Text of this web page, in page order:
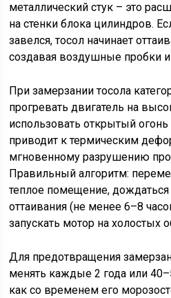
металлический стук – это
на стенки блока цилиндров.
завелся, тосол начинает
создавая воздушные пробки
При замерзании тосола
прогревать двигатель на
использовать открытый
приводит к термическим
мгновенному разрушению
Правильный алгоритм:
теплое помещение, дождаться
оттаивания (не менее 6–8
запускать мотор на холостых
Для предотвращения
менять каждые 2 года или
как со временем его